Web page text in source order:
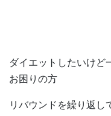
ダイエットしたいけど
お困りの方
リバウンドを繰り返し